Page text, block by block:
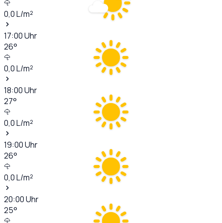
0,0L/m²
17:00Uhr
26°
0,0L/m²
18:00Uhr
27°
0,0L/m²
19:00Uhr
26°
0,0L/m²
20:00Uhr
25°